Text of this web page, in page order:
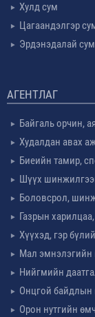
Хулд сум
Цагаандэлгэр
Эрдэнэдалай сум
АГЕНТЛАГ
Байгаль орчин,
Худалдан авах
Биеийн тамир,
Шүүх
Боловсрол,
Газрын
Хүүхэд, гэр
Мал эмнэлэгийн
Нийгмийн
Онцгой байдлын
Орон нутгийн